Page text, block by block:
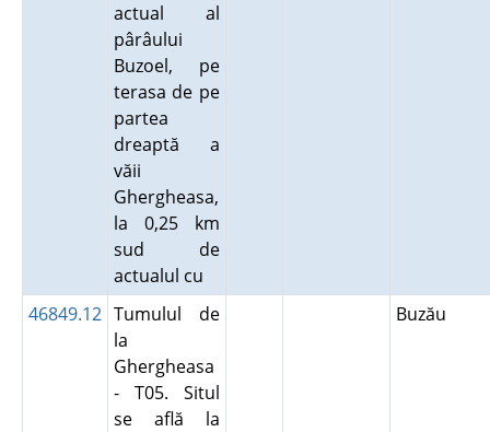
actual al
pârâului
Buzoel, pe
terasa de pe
partea
dreaptă a
văii
Ghergheasa,
la 0,25 km
sud de
actualul cu
46849.12 Tumulul de
la
Ghergheasa
- T05. Situl
se află la
Buzău